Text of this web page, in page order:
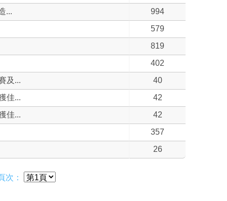
...
994
579
819
402
及...
40
佳...
42
佳...
42
357
26
次：